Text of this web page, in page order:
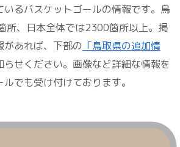
いるバスケットゴールの情報です。鳥
所、日本全体では2300箇所以上。掲
あれば、下部の 「鳥取県の追加情
らせください。画像など詳細な情報を
でも受け付けております。